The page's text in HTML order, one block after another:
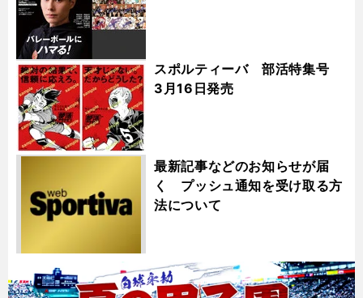
スポルティーバ 部活特集号
3月16日発売
最新記事などのお知らせが届
く プッシュ通知を受け取る方
法について